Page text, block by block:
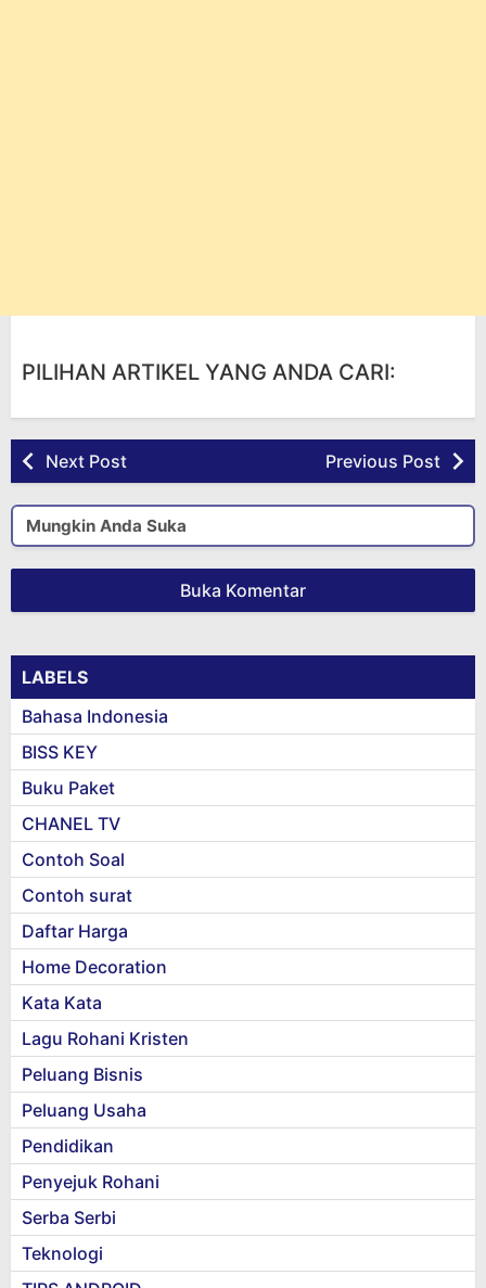
PILIHAN ARTIKEL YANG ANDA CARI:
Next Post Previous Post
Mungkin Anda Suka
Buka Komentar
LABELS
Bahasa Indonesia
BISS KEY
Buku Paket
CHANEL TV
Contoh Soal
Contoh surat
Daftar Harga
Home Decoration
Kata Kata
Lagu Rohani Kristen
Peluang Bisnis
Peluang Usaha
Pendidikan
Penyejuk Rohani
Serba Serbi
Teknologi